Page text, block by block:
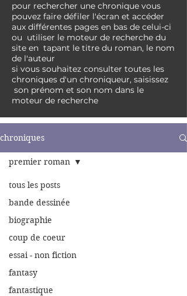
pour rechercher une chronique vous
pouvez faire défiler l'écran et accéder
aux différentes pages en bas de celui-ci
ou utiliser le moteur de recherche du
site en tapant le titre du roman, le nom
de l'auteur
si vous souhaitez consulter toutes les
chroniques d'un chroniqueur, saisissez
son prénom et son nom dans le
moteur de recherche
chroniques
tous les posts
bande dessinée
biographie
coup de coeur
essai - non fiction
fantasy
fantastique
premier roman